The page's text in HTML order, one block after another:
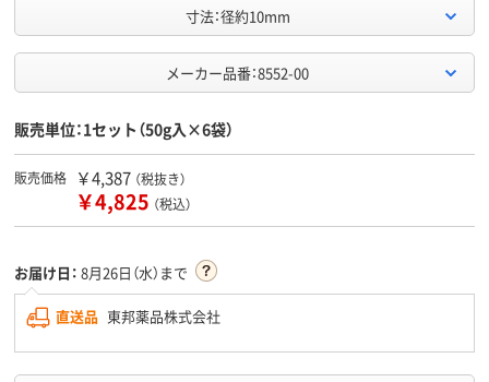
寸法：径約10mm
メーカー品番：8552-00
販売単位：1セット（50g入×6袋）
販売価格 ￥4,387 （税抜き）
￥4,825 （税込）
お届け日： 8月26日（水）まで
直送品 東邦薬品株式会社